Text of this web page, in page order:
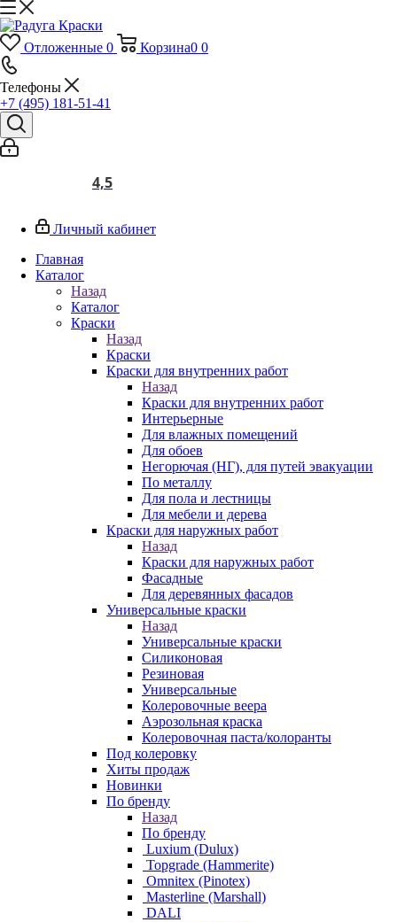
Отложенные 0 Корзина0 0
Телефоны
+7 (495) 181-51-41
4,5
Личный кабинет
Главная
Каталог
Назад
Каталог
Краски
Назад
Краски
Краски для внутренних работ
Назад
Краски для внутренних работ
Интерьерные
Для влажных помещений
Для обоев
Негорючая (НГ), для путей эвакуации
По металлу
Для пола и лестницы
Для мебели и дерева
Краски для наружных работ
Назад
Краски для наружных работ
Фасадные
Для деревянных фасадов
Универсальные краски
Назад
Универсальные краски
Силиконовая
Резиновая
Универсальные
Колеровочные веера
Аэрозольная краска
Колеровочная паста/колоранты
Под колеровку
Хиты продаж
Новинки
По бренду
Назад
По бренду
Luxium (Dulux)
Topgrade (Hammerite)
Omnitex (Pinotex)
Masterline (Marshall)
DALI